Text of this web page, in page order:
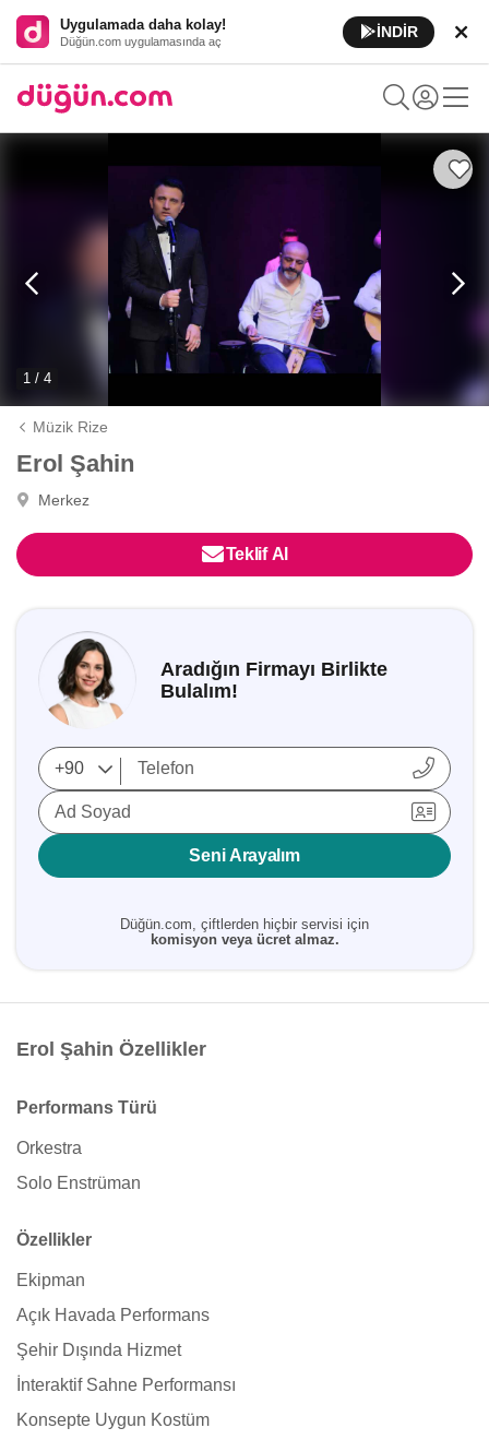
Uygulamada daha kolay!
Düğün.com uygulamasında aç
İNDİR
1 / 4
Müzik Rize
Erol Şahin
Merkez
Teklif Al
Aradığın Firmayı Birlikte
Bulalım!
Ad Soyad
Seni Arayalım
Düğün.com, çiftlerden hiçbir servisi için
komisyon veya ücret almaz.
Erol Şahin Özellikler
Performans Türü
Orkestra
Solo Enstrüman
Özellikler
Ekipman
Açık Havada Performans
Şehir Dışında Hizmet
İnteraktif Sahne Performansı
Konsepte Uygun Kostüm